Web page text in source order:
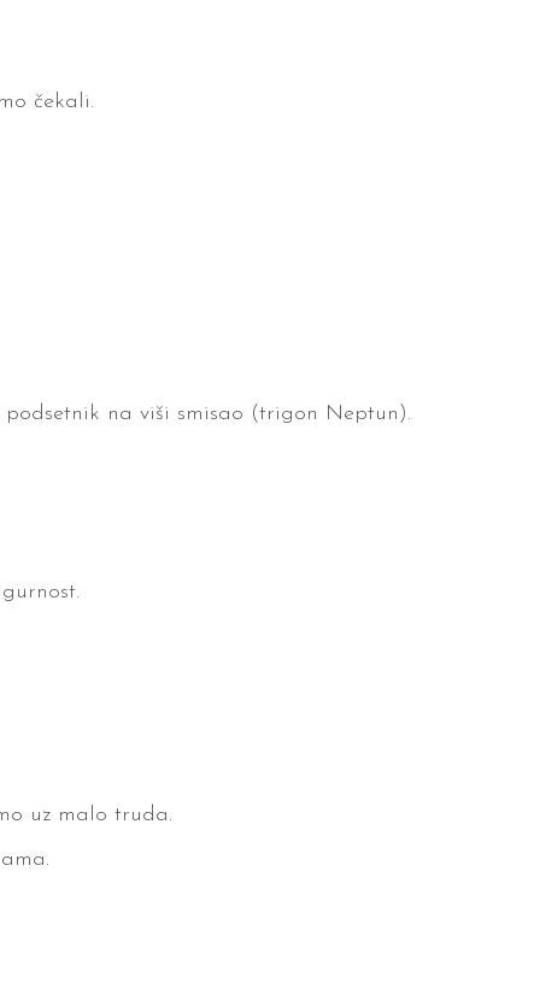
čekali.
na viši smisao (trigon Neptun).
uz malo truda.